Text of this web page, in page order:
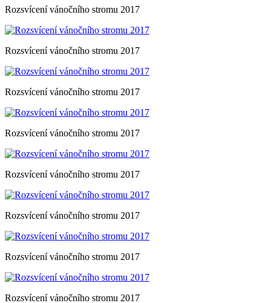
Rozsvícení vánočního stromu 2017
Rozsvícení vánočního stromu 2017
Rozsvícení vánočního stromu 2017
Rozsvícení vánočního stromu 2017
Rozsvícení vánočního stromu 2017
Rozsvícení vánočního stromu 2017
Rozsvícení vánočního stromu 2017
Rozsvícení vánočního stromu 2017